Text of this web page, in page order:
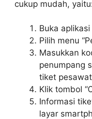
cukup mudah,
Buka
Pilih menu
Masukkan
penumpang
tiket pesawat
Klik tombol
Informasi
layar